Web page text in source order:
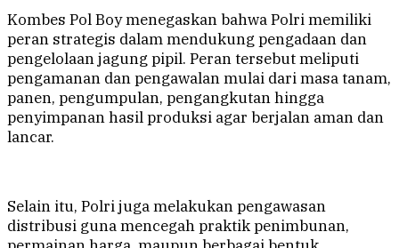
Kombes Pol Boy menegaskan bahwa Polri memiliki
peran strategis dalam mendukung pengadaan dan
pengelolaan jagung pipil. Peran tersebut meliputi
pengamanan dan pengawalan mulai dari masa tanam,
panen, pengumpulan, pengangkutan hingga
penyimpanan hasil produksi agar berjalan aman dan
lancar.
Selain itu, Polri juga melakukan pengawasan
distribusi guna mencegah praktik penimbunan,